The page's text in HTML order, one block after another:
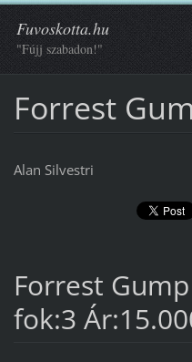
Fuvoskotta.hu
"Fújj szabadon!"
Forrest
Alan Silvestri
Forrest
fok:3